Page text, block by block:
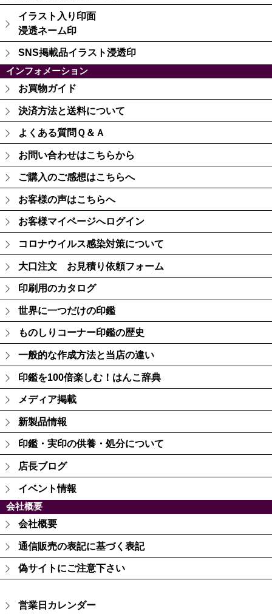
イラスト入り印面
浸透ネーム印
SNS掲載品イラスト浸透印
インフォメーション
お買物ガイド
決済方法と送料について
よくある質問Ｑ＆Ａ
お問い合わせはこちらから
ご購入のご感想はこちらへ
お客様の声はこちらへ
お客様マイページへログイン
コロナウイルス感染対策について
大口注文 お見積り依頼フォーム
印刷用のカタログ
世界に一つだけの印鑑
ものしりコーナー印鑑の歴史
一般的な作成方法と当店の違い
印鑑を100倍楽しむ！はんこ辞典
メディア掲載
新製品情報
印鑑・実印の供養・処分について
店長ブログ
イベント情報
会社概要
会社概要
通信販売の表記に基づく表記
偽サイトにご注意下さい
営業日カレンダー